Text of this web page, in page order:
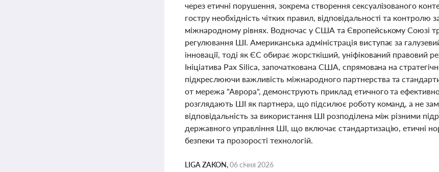
через етичні порушення, зокрема створення сексуалізованого
гостру необхідність чітких правил, відповідальності та
міжнародному рівнях. Водночас у США та Європейському Союзі
регулювання ШІ. Американська адміністрація виступає за
інновації, тоді як ЄС обирає жорсткіший, уніфікований
Ініціатива Pax Silica, започаткована США, спрямована на
підкреслюючи важливість міжнародного партнерства та
от мережа "Аврора", демонструють приклад етичного та
розглядають ШІ як партнера, що підсилює роботу команд, а не
відповідальність за використання ШІ розподілена між різними
державного управління ШІ, що включає стандартизацію, етичні
безпеки та прозорості технологій.
LIGA ZAKON,06 січня 2026